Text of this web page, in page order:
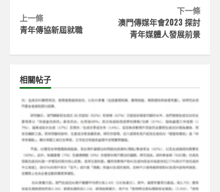
Continue
Reading
下一條
澳門傳媒年會2023 探討
青年媒體人發展前景
上一條
青年傳協新屆就職
相關帖子